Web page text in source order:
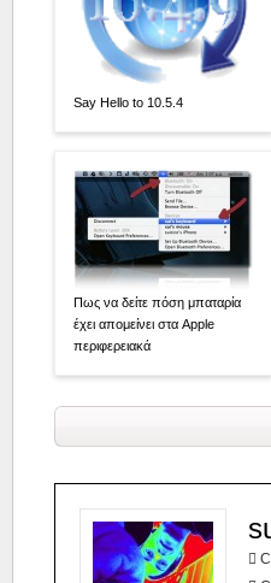
Say Hello to 10.5.4
Πως να δείτε πόση μπαταρία
έχει απομείνει στα Apple
περιφερειακά
